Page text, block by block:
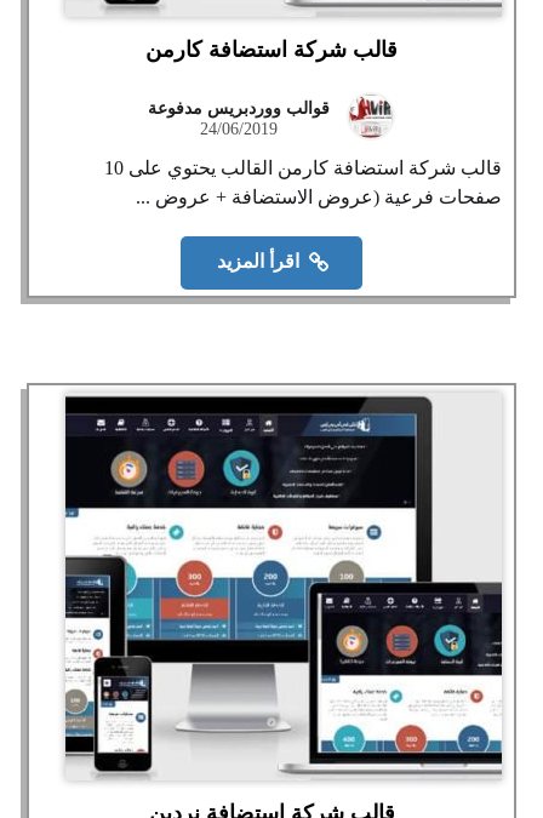
قالب شركة استضافة كارمن
قوالب ووردبريس مدفوعة
24/06/2019
قالب شركة استضافة كارمن القالب يحتوي على 10
صفحات فرعية (عروض الاستضافة + عروض ...
اقرأ المزيد
قالب شركة استضافة نردين